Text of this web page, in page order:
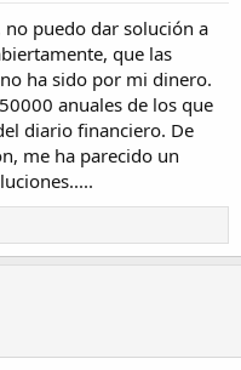
puedo dar solución a
que las
ha sido por mi dinero.
anuales de los que
diario financiero. De
me ha parecido un